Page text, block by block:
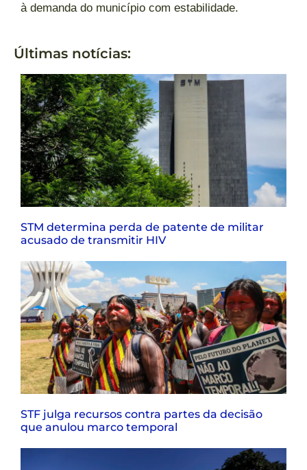
à demanda do município com estabilidade.
Últimas notícias:
STM determina perda de patente de militar
acusado de transmitir HIV
STF julga recursos contra partes da decisão
que anulou marco temporal